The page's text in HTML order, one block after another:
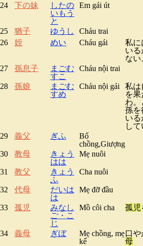
24 下の妹
したの
いもう
と
Em gái út
25 猶子 ゆうし Cháu trai
26
姪 めい Cháu gái
私に
いる
ない
27 孫息子
まごむ
すこ
Cháu nội trai
28 孫娘
まごむ
すめ
Cháu nội gái
私は
を
わ。
孫を
いる
して
29 義父 ぎふ
Bố
chồng,Giượng
30 教母
きょう
はは
Mẹ nuôi
31 教父
きょう
ふ
Cha nuôi
32 代母
だいは
は
Mẹ đỡ đầu
33 孤児
みなし
ご・こ
じ
Mồ côi cha 孤児
34 義母 ぎぼ
Mẹ chồng, mẹ
kế
口や
母